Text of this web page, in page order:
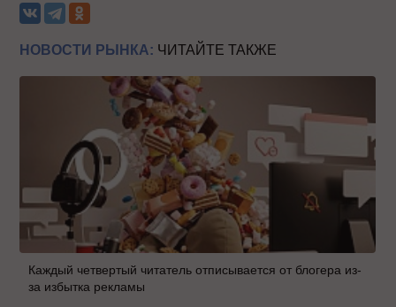
НОВОСТИ РЫНКА: ЧИТАЙТЕ ТАКЖЕ
Каждый четвертый читатель отписывается от блогера из-
за избытка рекламы